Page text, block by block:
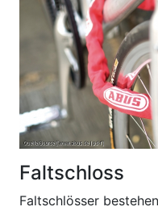
Faltschloss
Faltschlösser